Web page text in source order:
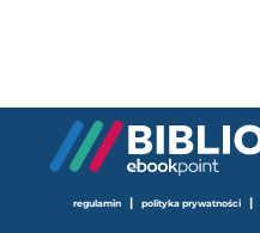
regulamin | polityka prywatności |